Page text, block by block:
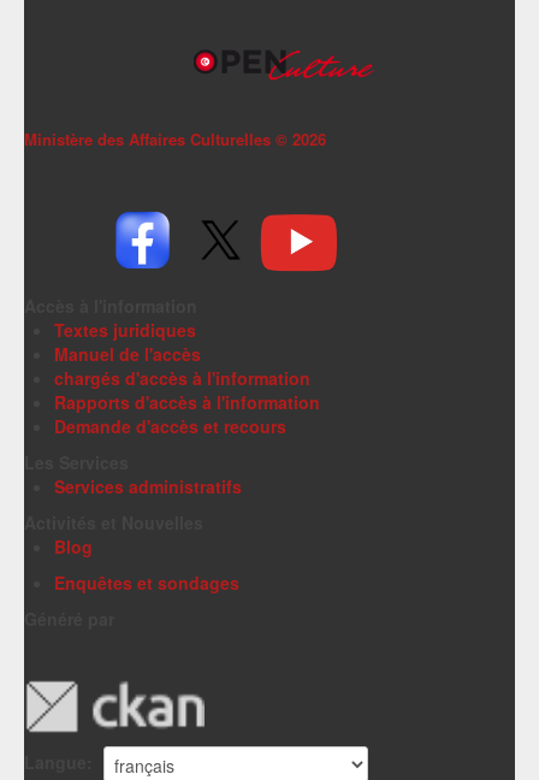
Ministère des Affaires Culturelles © 2026
Textes juridiques
Manuel de l'accès
chargés d'accès à l'information
Rapports d'accès à l'information
Demande d'accès et recours
Services administratifs
Blog
Enquêtes et sondages